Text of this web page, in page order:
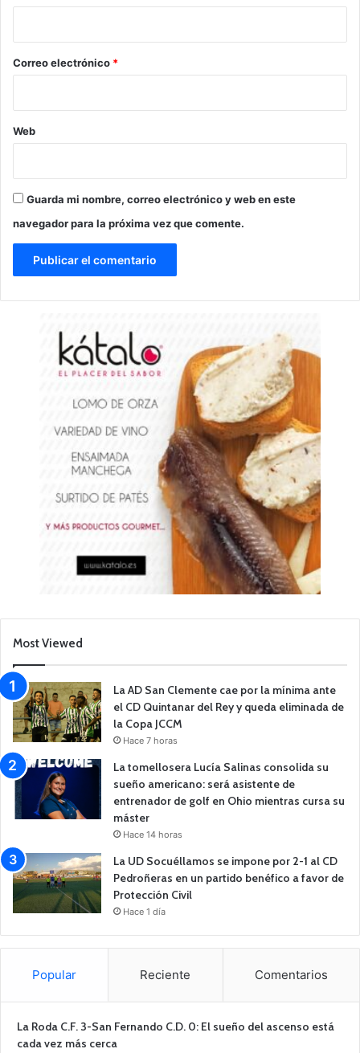
*
Correo electrónico *
Web
Guarda mi nombre, correo electrónico y web en este
navegador para la próxima vez que comente.
Most Viewed
La AD San Clemente cae por la mínima ante
el CD Quintanar del Rey y queda eliminada de
la Copa JCCM
Hace 7 horas
La tomellosera Lucía Salinas consolida su
sueño americano: será asistente de
entrenador de golf en Ohio mientras cursa su
máster
Hace 14 horas
La UD Socuéllamos se impone por 2-1 al CD
Pedroñeras en un partido benéfico a favor de
Protección Civil
Hace 1 día
Popular Reciente Comentarios
La Roda C.F. 3-San Fernando C.D. 0: El sueño del ascenso está
cada vez más cerca